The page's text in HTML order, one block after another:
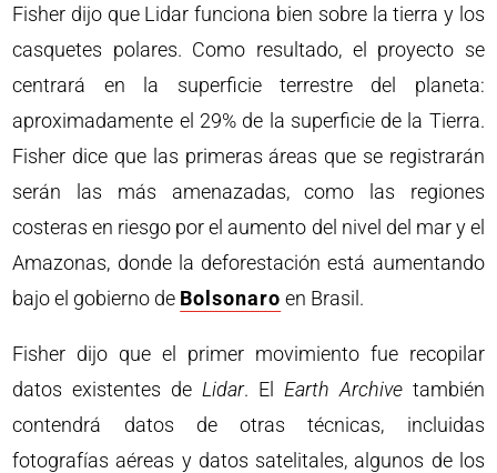
Fisher dijo que Lidar funciona bien sobre la tierra y los
casquetes polares. Como resultado, el proyecto se
centrará en la superficie terrestre del planeta:
aproximadamente el 29% de la superficie de la Tierra.
Fisher dice que las primeras áreas que se registrarán
serán las más amenazadas, como las regiones
costeras en riesgo por el aumento del nivel del mar y el
Amazonas, donde la deforestación está aumentando
bajo el gobierno de Bolsonaro en Brasil.
Fisher dijo que el primer movimiento fue recopilar
datos existentes de Lidar. El Earth Archivetambién
contendrá datos de otras técnicas, incluidas
fotografías aéreas y datos satelitales, algunos de los